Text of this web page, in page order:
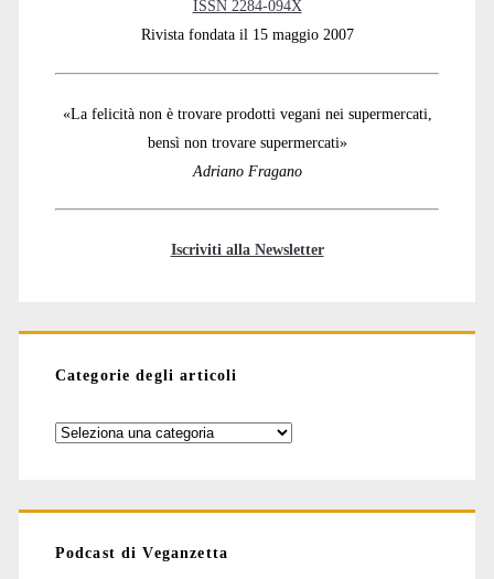
ISSN 2284-094X
Rivista fondata il 15 maggio 2007
«La felicità non è trovare prodotti vegani nei supermercati,
bensì non trovare supermercati»
Adriano Fragano
Iscriviti alla Newsletter
Categorie degli articoli
Categorie
Podcast di Veganzetta